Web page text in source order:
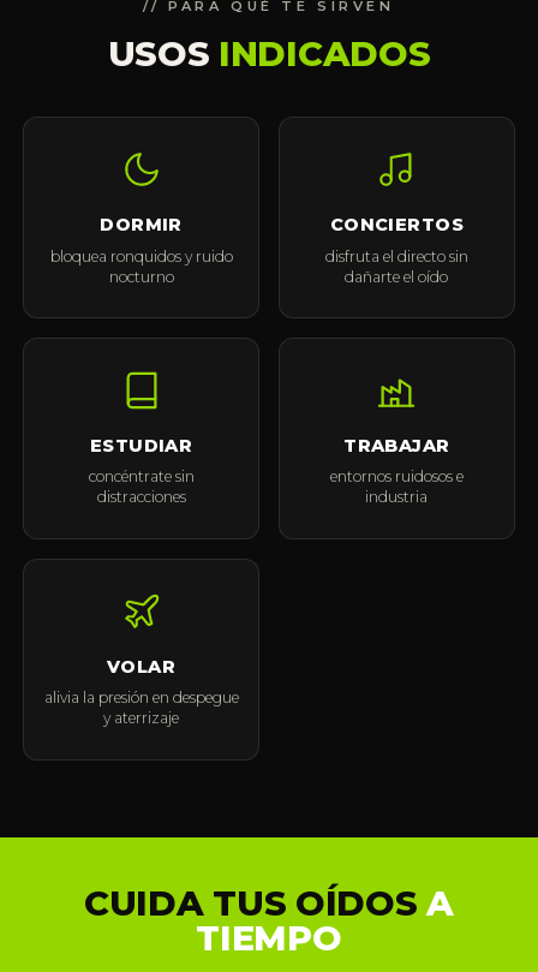
// PARA QUÉ TE SIRVEN
USOS INDICADOS
DORMIR
bloquea ronquidos y ruido
nocturno
CONCIERTOS
disfruta el directo sin
dañarte el oído
ESTUDIAR
concéntrate sin
distracciones
TRABAJAR
entornos ruidosos e
industria
VOLAR
alivia la presión en despegue
y aterrizaje
CUIDA TUS OÍDOSA
TIEMPO